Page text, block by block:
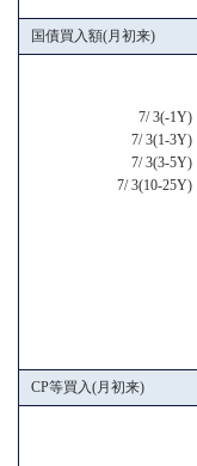
国債買入額(月初来)
7/ 3(-
7/ 3(1-
7/ 3(3-
7/ 3(10-
CP等買入(月初来)